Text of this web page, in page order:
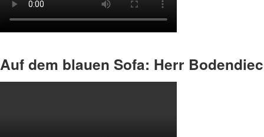
Auf dem blauen Sofa: Herr